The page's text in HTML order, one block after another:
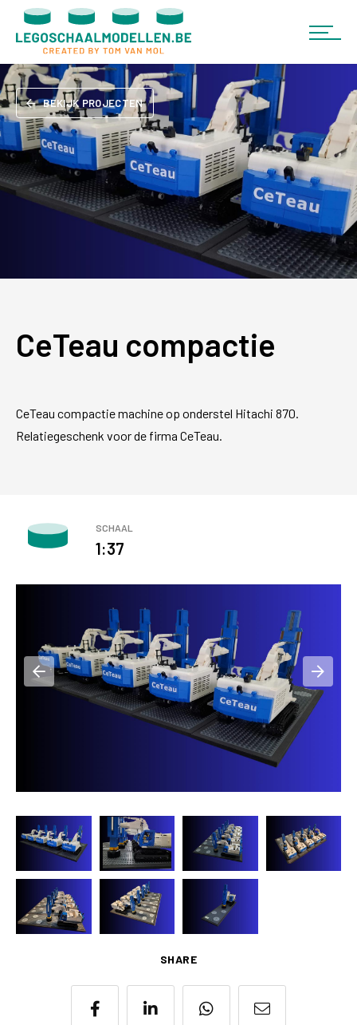
BEKIJK PROJECTEN
CeTeau compactie
CeTeau compactie machine op onderstel Hitachi 870.
Relatiegeschenk voor de firma CeTeau.
SCHAAL
1:37
SHARE